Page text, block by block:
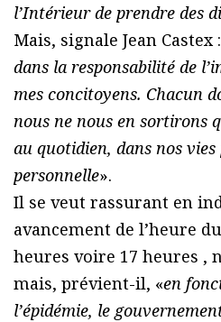
l’Intérieur de prendre des
Mais, signale Jean Castex
dans la responsabilité de
mes concitoyens. Chacun
nous ne nous en sortirons
au quotidien, dans nos
personnelle».
Il se veut rassurant en
avancement de l’heure
heures voire 17 heures ,
mais, prévient-il, «en
l’épidémie, le